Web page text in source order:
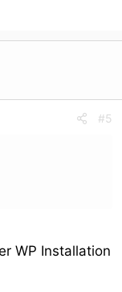
#5
WP Installation